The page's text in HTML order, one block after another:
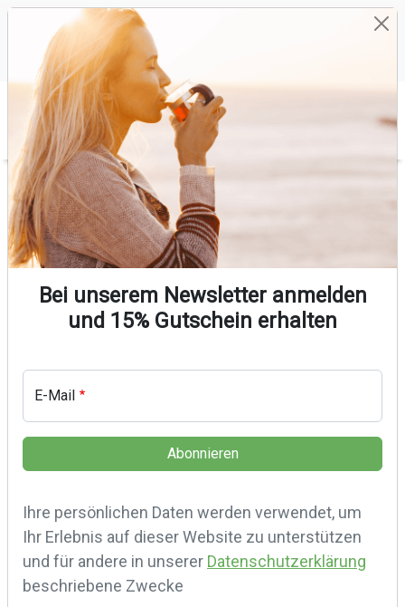
Direkt zum Inhalt
Versandkostenfrei bestellen
Keine künstlichen Aromen
Ohne Zuckerzusatz
Pfadnavigation
Startseite
Produkt Bild
Bei unserem Newsletter anmelden
und 15% Gutschein erhalten
E-Mail
Ihre persönlichen Daten werden verwendet, um
Ihr Erlebnis auf dieser Website zu unterstützen
und für andere in unserer Datenschutzerklärung
beschriebene Zwecke